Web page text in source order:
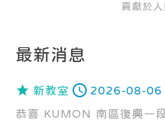
貢獻於
最新消息
新教室 2026-08-06
恭喜 KUMON 南區復興一